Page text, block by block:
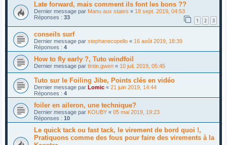
Late forward, mais comment ils font les bons ??
Dernier message par Manu aux states « 18 sept. 2019, 04:53
Réponses : 33 1 2 3
conseils surf
Dernier message par stephanecopello « 16 août 2019, 18:39
Réponses : 4
How to fly early ?, Tuto windfoil
Dernier message par tintin.gwen « 10 juil. 2019, 05:45
Tuto sur le Foiling Jibe, Points clés en vidéo
Dernier message par Lomic « 21 juin 2019, 14:44
Réponses : 4
foiler en aileron, une technique?
Dernier message par KOUBY « 05 mai 2019, 19:23
Réponses : 10
Le quick tack ou fast tack, le virement de bord quoi !,
Pratiquons comme des fous pour faire des virements à la